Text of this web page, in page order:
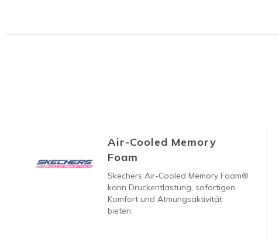
Air-Cooled Memory
Foam
Skechers Air-Cooled Memory Foam®
kann Druckentlastung, sofortigen
Komfort und Atmungsaktivität
bieten.